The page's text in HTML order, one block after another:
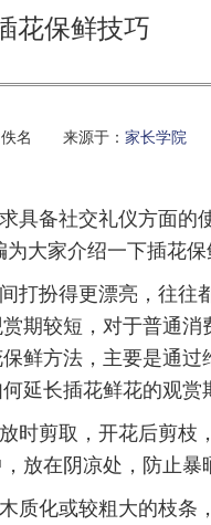
花保鲜技巧
佚名 来源于： 家长学院
备社交礼仪方面的
大家介绍一下插花
扮得更漂亮，往往
期较短，对于普通
鲜方法，主要是通
延长插花鲜花的观赏
剪取，开花后剪枝，
放在阴凉处，防止暴
化或较粗大的枝条